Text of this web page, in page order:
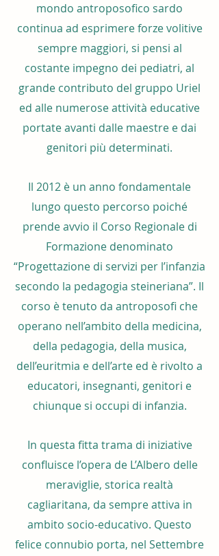
mondo antroposofico sardo
continua ad esprimere forze volitive
sempre maggiori, si pensi al
costante impegno dei pediatri, al
grande contributo del gruppo Uriel
ed alle numerose attività educative
portate avanti dalle maestre e dai
genitori più determinati.
Il 2012 è un anno fondamentale
lungo questo percorso poiché
prende avvio il Corso Regionale di
Formazione denominato
“Progettazione di servizi per l’infanzia
secondo la pedagogia steineriana”. Il
corso è tenuto da antroposofi che
operano nell’ambito della medicina,
della pedagogia, della musica,
dell’euritmia e dell’arte ed è rivolto a
educatori, insegnanti, genitori e
chiunque si occupi di infanzia.
In questa fitta trama di iniziative
confluisce l’opera de L’Albero delle
meraviglie, storica realtà
cagliaritana, da sempre attiva in
ambito socio-educativo. Questo
felice connubio porta, nel Settembre